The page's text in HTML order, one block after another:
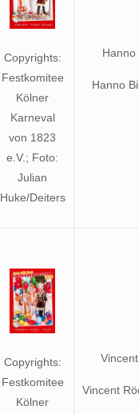
Copyrights:
Festkomitee
Kölner
Karneval
von 1823
e.V.; Foto:
Julian
Huke/Deiters
Hanno
Hanno
Copyrights:
Festkomitee
Kölner
Vincent